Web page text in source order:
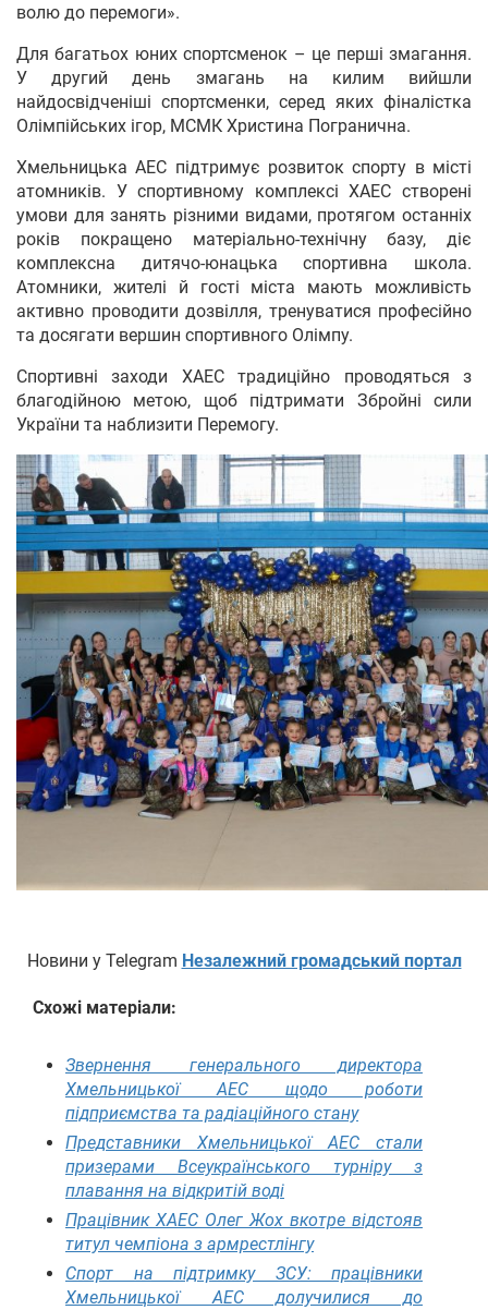
волю до перемоги».
Для багатьох юних спортсменок – це перші змагання.
У другий день змагань на килим вийшли
найдосвідченіші спортсменки, серед яких фіналістка
Олімпійських ігор, МСМК Христина Погранична.
Хмельницька АЕС підтримує розвиток спорту в місті
атомників. У спортивному комплексі ХАЕС створені
умови для занять різними видами, протягом останніх
років покращено матеріально-технічну базу, діє
комплексна дитячо-юнацька спортивна школа.
Атомники, жителі й гості міста мають можливість
активно проводити дозвілля, тренуватися професійно
та досягати вершин спортивного Олімпу.
Спортивні заходи ХАЕС традиційно проводяться з
благодійною метою, щоб підтримати Збройні сили
України та наблизити Перемогу.
Новини у Telegram Незалежний громадський портал
Схожі матеріали:
Звернення генерального директора
Хмельницької АЕС щодо роботи
підприємства та радіаційного стану
Представники Хмельницької АЕС стали
призерами Всеукраїнського турніру з
плавання на відкритій воді
Працівник ХАЕС Олег Жох вкотре відстояв
титул чемпіона з армрестлінгу
Спорт на підтримку ЗСУ: працівники
Хмельницької АЕС долучилися до